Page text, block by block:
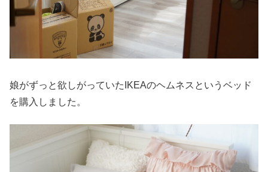
娘がずっと欲しがっていたIKEAのヘムネスというベッド
を購入しました。